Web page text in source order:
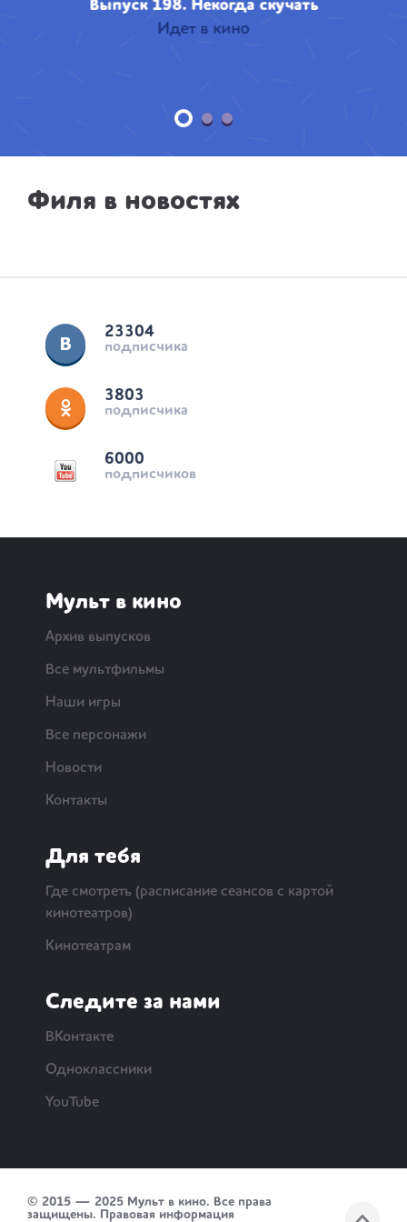
Выпуск 198. Некогда скучать
Идет в кино
Филя в новостях
23304
подписчика
3803
подписчика
6000
подписчиков
Мульт в кино
Архив выпусков
Все мультфильмы
Наши игры
Все персонажи
Новости
Контакты
Для тебя
Где смотреть (расписание сеансов с картой
кинотеатров)
Кинотеатрам
Следите за нами
ВКонтакте
Одноклассники
YouTube
© 2015 — 2025 Мульт в кино. Все права
защищены. Правовая информация